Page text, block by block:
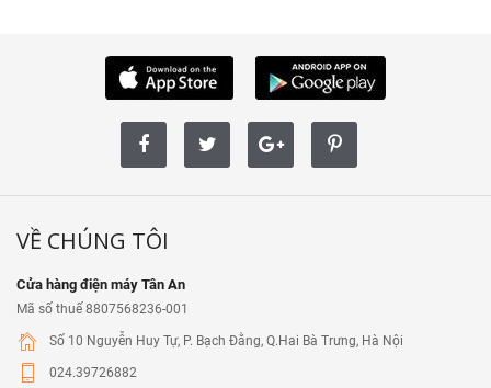
VỀ CHÚNG TÔI
Cửa hàng điện máy Tân An
Mã số thuế 8807568236-001
Số 10 Nguyễn Huy Tự, P. Bạch Đằng, Q.Hai Bà Trưng, Hà Nội
024.39726882